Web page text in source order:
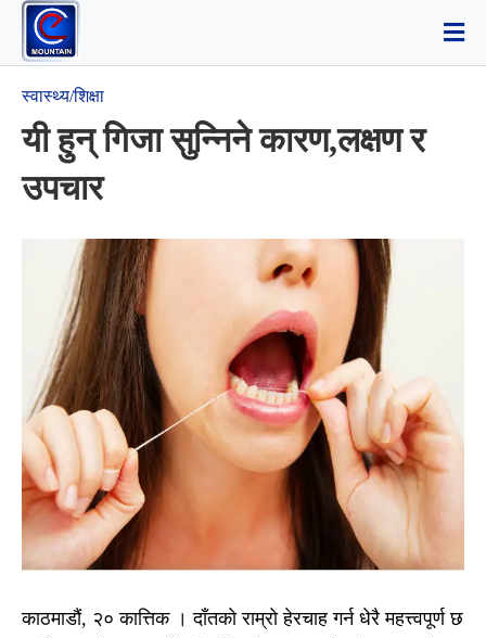
स्वास्थ्य/शिक्षा
यी हुन् गिजा सुन्निने कारण,लक्षण र
उपचार
काठमाडौं, २० कात्तिक । दाँतको राम्रो हेरचाह गर्न धेरै महत्त्वपूर्ण छ